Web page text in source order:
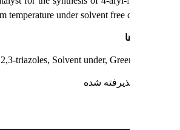
yield at room temperature under solvent free
NH-1,2,3-triazoles, Solvent under,